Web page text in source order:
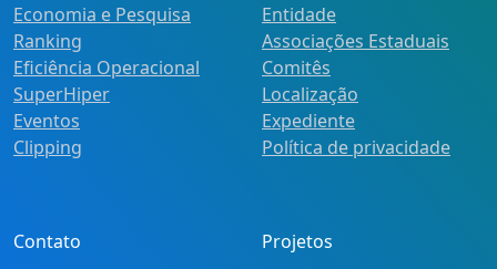
Economia e Pesquisa
Ranking
Eficiência Operacional
SuperHiper
Eventos
Clipping
Entidade
Associações Estaduais
Comitês
Localização
Expediente
Política de privacidade
Contato
Projetos